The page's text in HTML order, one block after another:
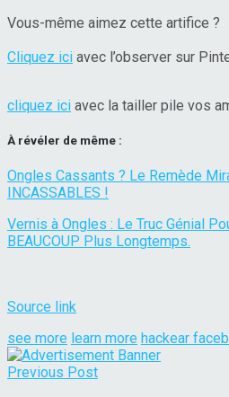
Vous-même aimez cette artifice ?
Cliquez ici avec l’observer sur
cliquez ici avec la tailler pile vos
À révéler de même :
Ongles Cassants ? Le Remède
INCASSABLES !
Vernis à Ongles : Le Truc Génial
BEAUCOUP Plus Longtemps.
Source link
see more learn more hackear
Previous Post